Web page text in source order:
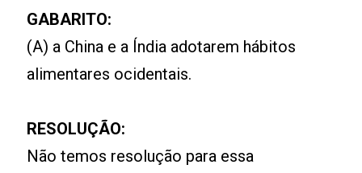
GABARITO:
(A) a China e a Índia adotarem hábitos
alimentares ocidentais.
RESOLUÇÃO:
Não temos resolução para essa